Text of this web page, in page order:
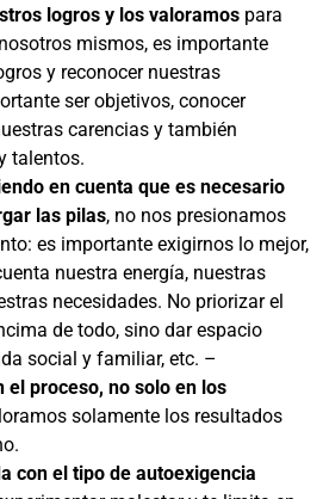
logros y los valoramos para
mismos, es importante
y reconocer nuestras
ser objetivos, conocer
carencias y también
talentos.
en cuenta que es necesario
las pilas, no nos presionamos
es importante exigirnos lo mejor,
nuestra energía, nuestras
necesidades. No priorizar el
de todo, sino dar espacio
social y familiar, etc. –
el proceso, no solo en los
solamente los resultados
con el tipo de autoexigencia